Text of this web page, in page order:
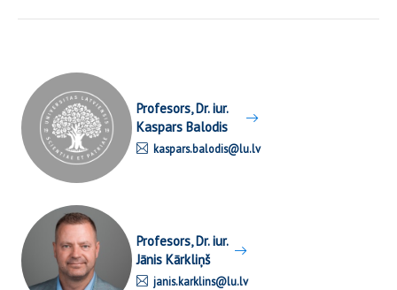
Profesors, Dr. iur.
Kaspars Balodis
kaspars.balodis@lu.lv
Profesors, Dr. iur.
Jānis Kārkliņš
janis.karklins@lu.lv